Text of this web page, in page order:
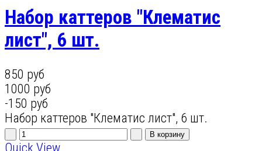
Набор каттеров "Клематис
лист", 6 шт.
850 руб
1000 руб
-150 руб
Набор каттеров "Клематис лист", 6 шт.
Quick View